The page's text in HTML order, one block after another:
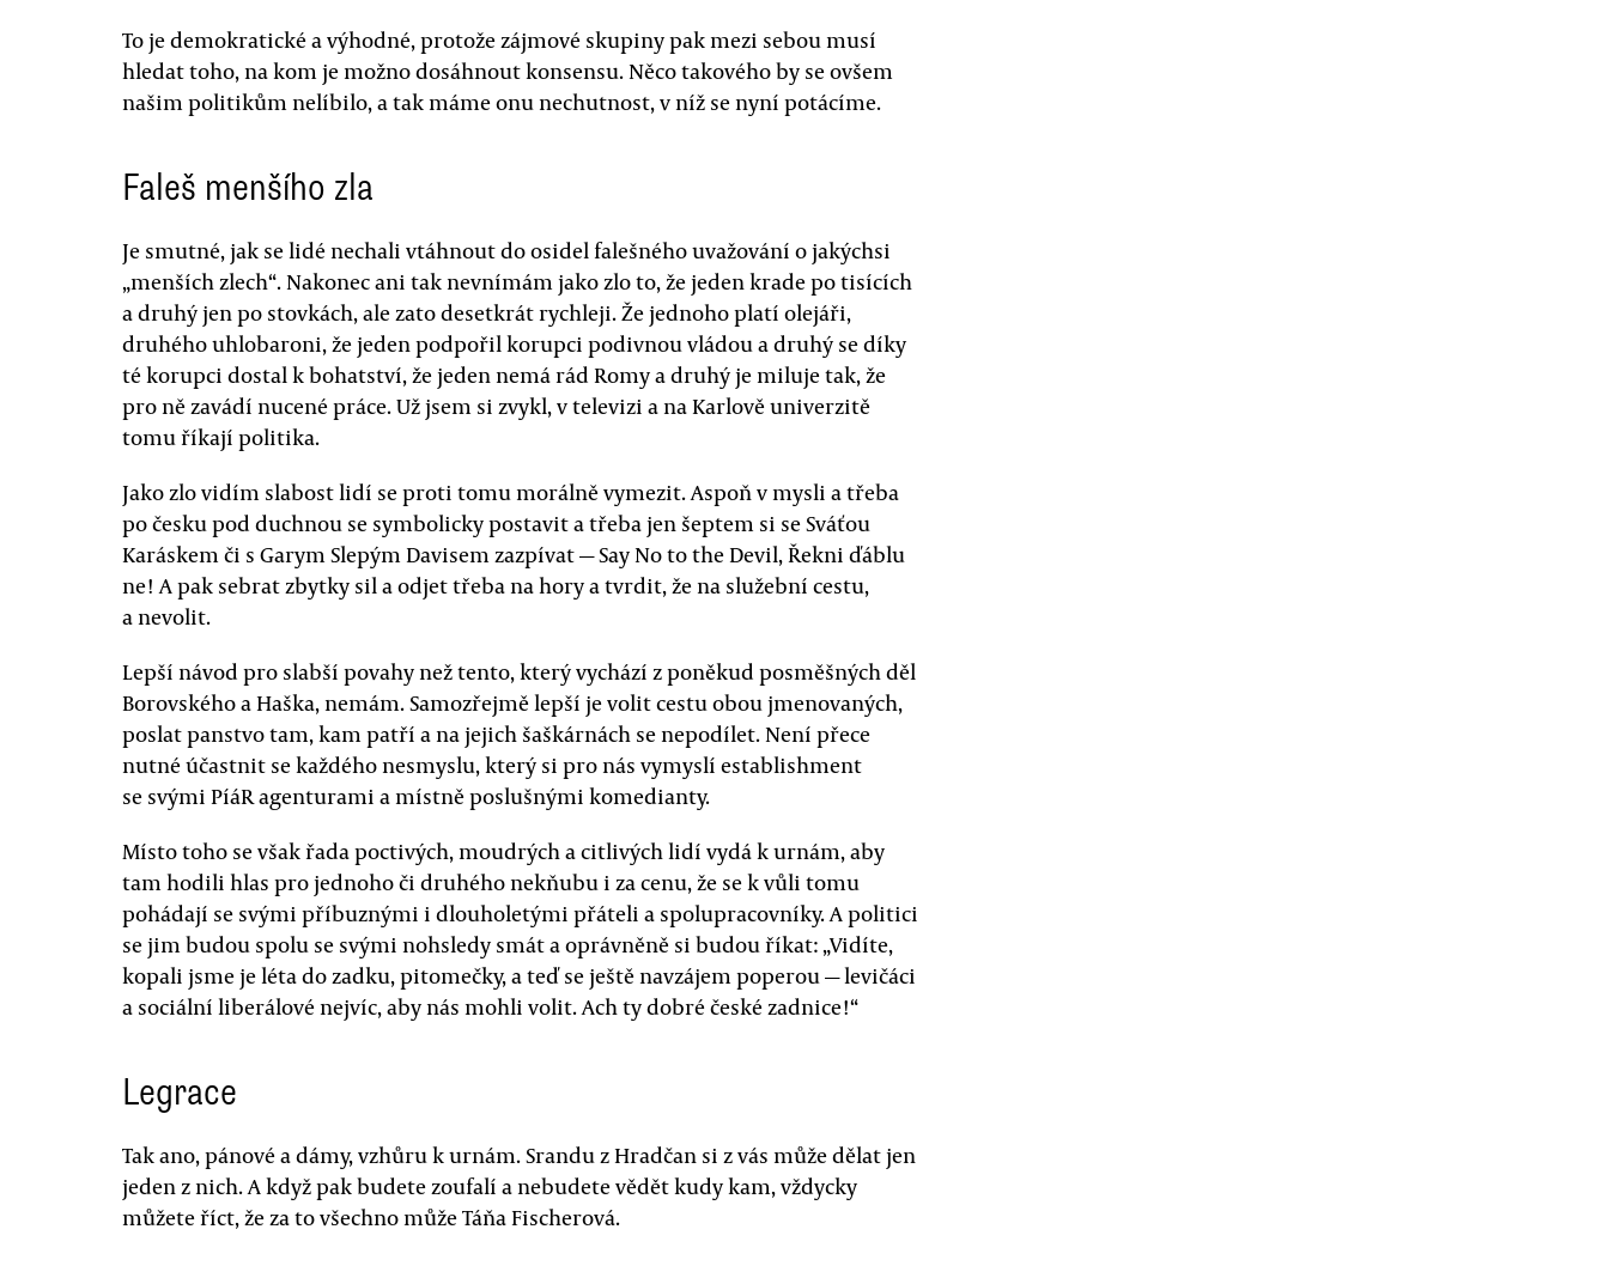
To je demokratické a výhodné, protože zájmové skupiny pak mezi sebou musí
hledat toho, na kom je možno dosáhnout konsensu. Něco takového by se ovšem
našim politikům nelíbilo, a tak máme onu nechutnost, v níž se nyní potácíme.
Faleš menšího zla
Je smutné, jak se lidé nechali vtáhnout do osidel falešného uvažování o jakýchsi
„menších zlech“. Nakonec ani tak nevnímám jako zlo to, že jeden krade po tisících
a druhý jen po stovkách, ale zato desetkrát rychleji. Že jednoho platí olejáři,
druhého uhlobaroni, že jeden podpořil korupci podivnou vládou a druhý se díky
té korupci dostal k bohatství, že jeden nemá rád Romy a druhý je miluje tak, že
pro ně zavádí nucené práce. Už jsem si zvykl, v televizi a na Karlově univerzitě
tomu říkají politika.
Jako zlo vidím slabost lidí se proti tomu morálně vymezit. Aspoň v mysli a třeba
po česku pod duchnou se symbolicky postavit a třeba jen šeptem si se Sváťou
Karáskem či s Garym Slepým Davisem zazpívat — Say No to the Devil, Řekni ďáblu
ne! A pak sebrat zbytky sil a odjet třeba na hory a tvrdit, že na služební cestu,
a nevolit.
Lepší návod pro slabší povahy než tento, který vychází z poněkud posměšných děl
Borovského a Haška, nemám. Samozřejmě lepší je volit cestu obou jmenovaných,
poslat panstvo tam, kam patří a na jejich šaškárnách se nepodílet. Není přece
nutné účastnit se každého nesmyslu, který si pro nás vymyslí establishment
se svými PíáR agenturami a místně poslušnými komedianty.
Místo toho se však řada poctivých, moudrých a citlivých lidí vydá k urnám, aby
tam hodili hlas pro jednoho či druhého nekňubu i za cenu, že se k vůli tomu
pohádají se svými příbuznými i dlouholetými přáteli a spolupracovníky. A politici
se jim budou spolu se svými nohsledy smát a oprávněně si budou říkat: „Vidíte,
kopali jsme je léta do zadku, pitomečky, a teď se ještě navzájem poperou — levičáci
a sociální liberálové nejvíc, aby nás mohli volit. Ach ty dobré české zadnice!“
Legrace
Tak ano, pánové a dámy, vzhůru k urnám. Srandu z Hradčan si z vás může dělat jen
jeden z nich. A když pak budete zoufalí a nebudete vědět kudy kam, vždycky
můžete říct, že za to všechno může Táňa Fischerová.